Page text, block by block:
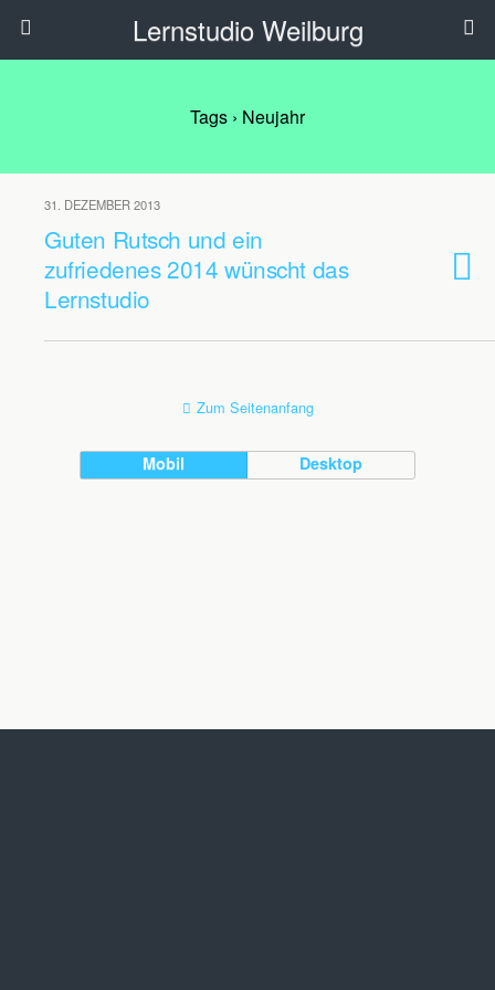
Lernstudio Weilburg
Tags › Neujahr
31. DEZEMBER 2013
Guten Rutsch und ein
zufriedenes 2014 wünscht das
Lernstudio
Zum Seitenanfang
Mobil Desktop